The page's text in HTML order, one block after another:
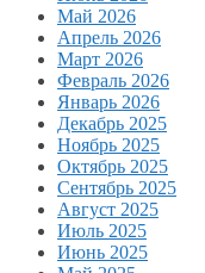
Май 2026
Апрель 2026
Март 2026
Февраль 2026
Январь 2026
Декабрь 2025
Ноябрь 2025
Октябрь 2025
Сентябрь 2025
Август 2025
Июль 2025
Июнь 2025